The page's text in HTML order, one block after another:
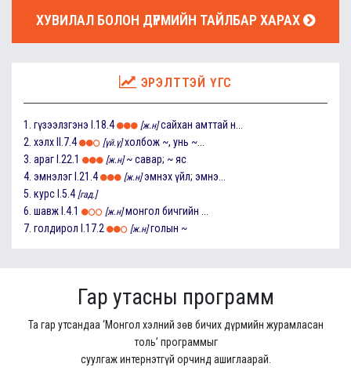
ХУВИЛАЛ БОЛОН ДҮРМИЙН ТАЙЛБАР ХАРАХ
ЭРЭЛТТЭЙ ҮГС
1. гүзээлзгэнэ I.18.4 [ж.н] сайхан амттай н...
2. хэлх II.7.4 [үй.ү] холбож ~, унь ~...
3. араг I.22.1 [ж.н] ~ савар; ~ яс
4. эмнэлэг I.21.4 [ж.н] эмнэх үйл; эмнэ...
5. курс I.5.4 [гад.]
6. шавж I.4.1 [ж.н] монгол бичгийн ...
7. голдирол I.17.2 [ж.н] голын ~
Гар утасны программ
Та гар утсандаа ‘Монгол хэлний зөв бичих дүрмийн журамласан
толь’ программыг
суулгаж интернэтгүй орчинд ашиглаарай.